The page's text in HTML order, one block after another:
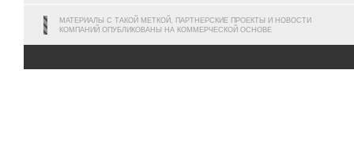
МАТЕРИАЛЫ С ТАКОЙ МЕТКОЙ, ПАРТНЕРСКИЕ ПРОЕКТЫ И НОВОСТИ
КОМПАНИЙ ОПУБЛИКОВАНЫ НА КОММЕРЧЕСКОЙ ОСНОВЕ